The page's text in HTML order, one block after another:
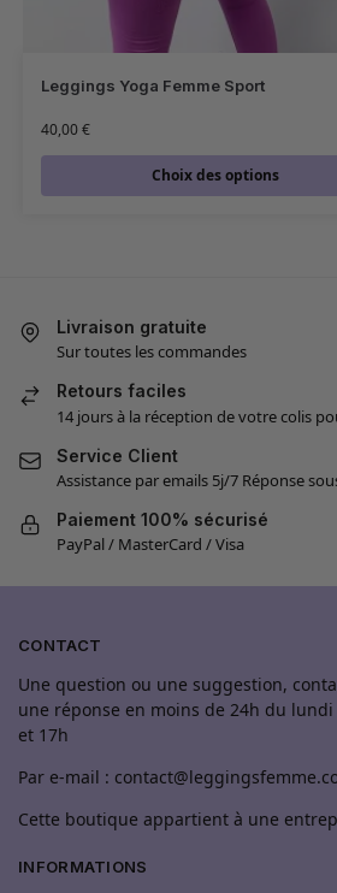
Leggings Yoga Femme Sport
40,00€
Choix des options
Livraison gratuite
Sur toutes les commandes
Retours faciles
14 jours à la réception de votre colis
Service Client
Assistance par emails 5j/7 Réponse
Paiement 100% sécurisé
PayPal / MasterCard / Visa
CONTACT
Une question ou une suggestion,
une réponse en moins de 24h du
et 17h
Par e-mail :
Cette boutique appartient à une
INFORMATIONS